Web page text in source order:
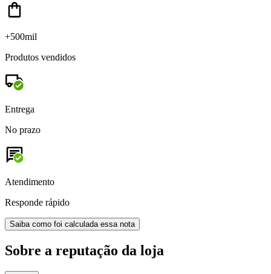
+500mil
Produtos vendidos
Entrega
No prazo
Atendimento
Responde rápido
Saiba como foi calculada essa nota
Sobre a reputação da loja